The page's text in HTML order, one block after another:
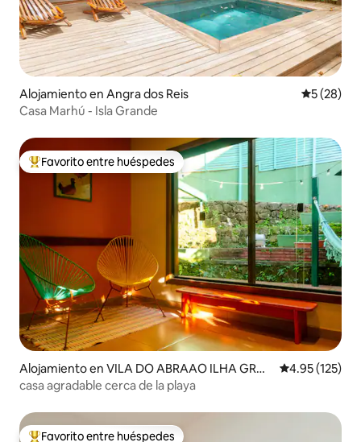
Alojamiento en Angra dos Reis
5 (28)
Casa Marhú - Isla Grande
Favorito entre huéspedes preferido
Favorito entre huéspedes
Alojamiento en VILA DO ABRAAO ILHA GRA
NDE Angra dos Reis
Calificación
4.95 (125)
casa agradable cerca de la playa
Favorito entre huéspedes